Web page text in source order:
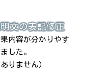
文の表記修正
内容が分かりやす
した。
りません）